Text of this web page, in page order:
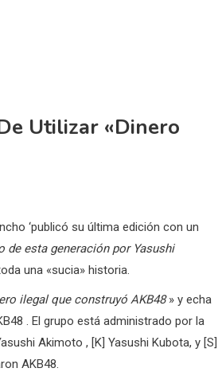
Utilizar «dinero
‘publicó su última edición con un
esta generación por Yasushi
una «sucia» historia.
ilegal que construyó AKB48» y echa
. El grupo está administrado por la
Akimoto , [K] Yasushi Kubota, y [S]
AKB48.